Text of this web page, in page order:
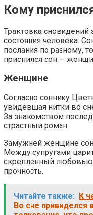
Кому
Трактовка сновидений
состояния человека.
послания по разному,
приснился сон —
Женщине
Согласно соннику
увидевшая нитки во
За знакомством
страстный роман.
Замужней женщине сон
Между супругами
скрепленный
прочность.
Читайте также: К
Во сне привиделся